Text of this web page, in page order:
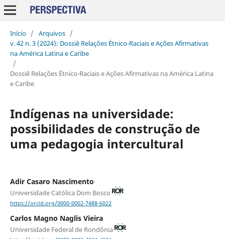
Início / Arquivos /
v. 42 n. 3 (2024): Dossiê Relações Étnico-Raciais e Ações Afirmativas
na América Latina e Caribe
/
Dossiê Relações Étnico-Raciais e Ações Afirmativas na América Latina
e Caribe
Indígenas na universidade:
possibilidades de construção de
uma pedagogia intercultural
Adir Casaro Nascimento
Universidade Católica Dom Bosco
https://orcid.org/0000-0002-7488-6022
Carlos Magno Naglis Vieira
Universidade Federal de Rondônia